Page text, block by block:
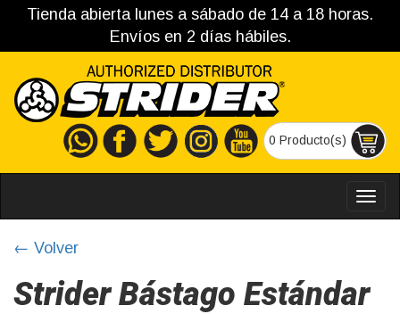
Tienda abierta lunes a sábado de 14 a 18 horas.
Envíos en 2 días hábiles.
0 Producto(s)
← Volver
Strider Bástago Estándar